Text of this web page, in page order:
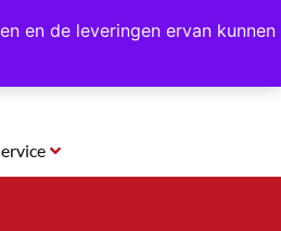
en de leveringen ervan kunnen